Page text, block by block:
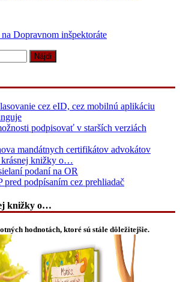
Dopravnom inšpektoráte
cez eID, cez mobilnú aplikáciu
podpisovať v starších verziách
mandátnych certifikátov advokátov
krásnej knižky o…
podaní na OR
pred podpísaním cez prehliadač
knižky o…
hodnotách, ktoré sú stále dôležitejšie.